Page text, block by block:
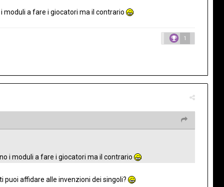
moduli a fare i giocatori ma il contrario
1
i moduli a fare i giocatori ma il contrario
puoi affidare alle invenzioni dei singoli?